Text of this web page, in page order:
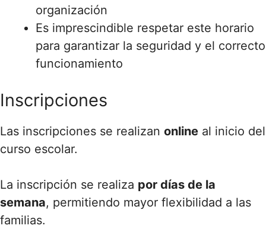
organización
Es imprescindible respetar este horario
para garantizar la seguridad y el correcto
funcionamiento
Inscripciones
Las inscripciones se realizan online al inicio del
curso escolar.
La inscripción se realiza por días de la
semana, permitiendo mayor flexibilidad a las
familias.